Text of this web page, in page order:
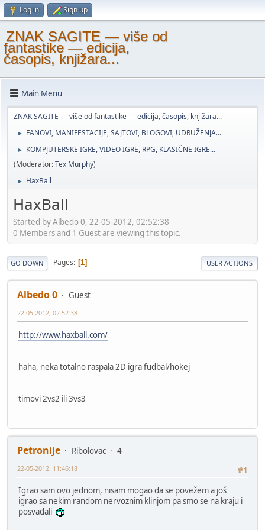
Log in Sign up
ZNAK SAGITE — više od
fantastike — edicija,
časopis, knjižara...
Main Menu
ZNAK SAGITE — više od fantastike — edicija, časopis, knjižara...
► FANOVI, MANIFESTACIJE, SAJTOVI, BLOGOVI, UDRUŽENJA...
►
KOMPJUTERSKE IGRE, VIDEO IGRE, RPG, KLASIČNE IGRE...
(Moderator:Tex Murphy)
► HaxBall
HaxBall
Started by Albedo 0, 22-05-2012, 02:52:38
0 Members and 1 Guest are viewing this topic.
GO DOWN Pages 1 USER ACTIONS
Albedo 0 Guest
22-05-2012, 02:52:38
http://www.haxball.com/
haha, neka totalno raspala 2D igra fudbal/hokej
timovi 2vs2 ili 3vs3
Petronije Ribolovac
4
#1
22-05-2012, 11:46:18
Igrao sam ovo jednom, nisam mogao da se povežem a još
igrao sa nekim random nervoznim klinjom pa smo se na kraju i
posvađali